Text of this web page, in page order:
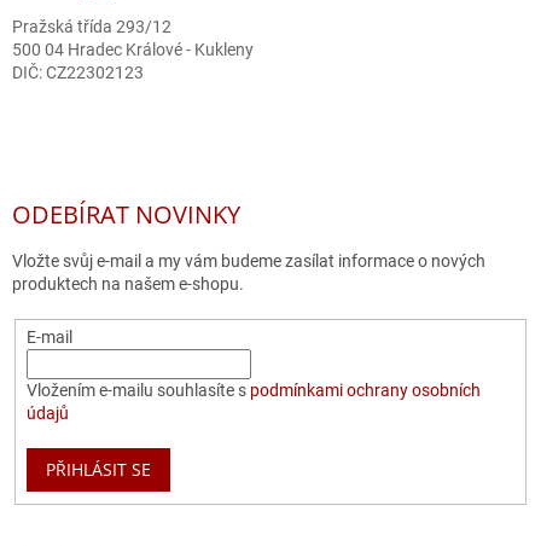
Pražská třída 293/12
500 04 Hradec Králové - Kukleny
DIČ: CZ22302123
ODEBÍRAT NOVINKY
Vložte svůj e-mail a my vám budeme zasílat informace o nových
produktech na našem e-shopu.
E-mail
Vložením e-mailu souhlasíte s podmínkami ochrany osobních
údajů
PŘIHLÁSIT SE